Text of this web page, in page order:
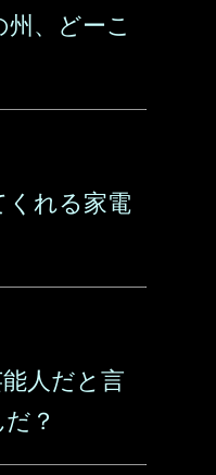
、どーこ
くれる家電
人だと言
？